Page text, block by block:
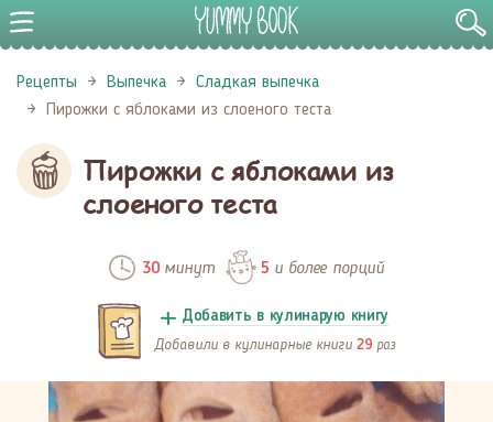
Рецепты Выпечка
Сладкая выпечка
Пирожки с яблоками из слоеного теста
Пирожки с яблоками из
слоеного теста
30минут 5 и более порций
Добавить в кулинарую книгу
Добавили в кулинарные книги 29 раз